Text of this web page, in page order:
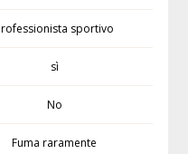
sportivo
sì
No
Fuma raramente